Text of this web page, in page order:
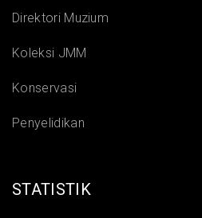
Direktori Muzium
Koleksi JMM
Konservasi
Penyelidikan
STATISTIK